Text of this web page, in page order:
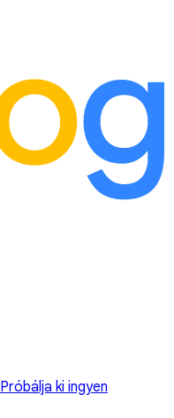
Próbálja ki ingyen